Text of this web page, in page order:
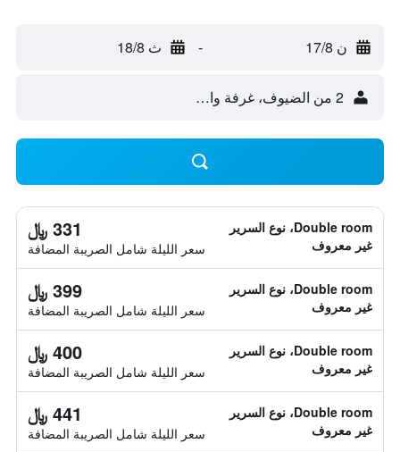
ن 17/8 - ث 18/8
2 من الضيوف، غرفة واحدة
Double room، نوع السرير
غير معروف
331 ﷼
سعر الليلة شامل الصريبة المضافة
Double room، نوع السرير
غير معروف
399 ﷼
سعر الليلة شامل الصريبة المضافة
Double room، نوع السرير
غير معروف
400 ﷼
سعر الليلة شامل الصريبة المضافة
Double room، نوع السرير
غير معروف
441 ﷼
سعر الليلة شامل الصريبة المضافة